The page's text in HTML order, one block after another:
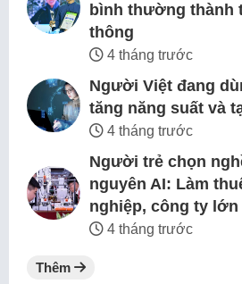
bình thường thành
thông
4 tháng trước
Người Việt đang
tăng năng suất và
4 tháng trước
Người trẻ chọn
nguyên AI: Làm
nghiệp, công ty
4 tháng trước
Thêm